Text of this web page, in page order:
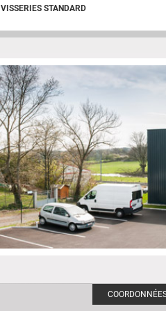
VISSERIES STANDARD